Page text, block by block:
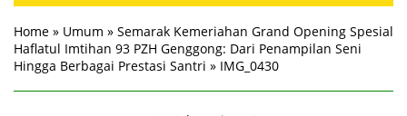
Home » Umum » Semarak Kemeriahan Grand Opening Spesial
Haflatul Imtihan 93 PZH Genggong: Dari Penampilan Seni
Hingga Berbagai Prestasi Santri » IMG_0430